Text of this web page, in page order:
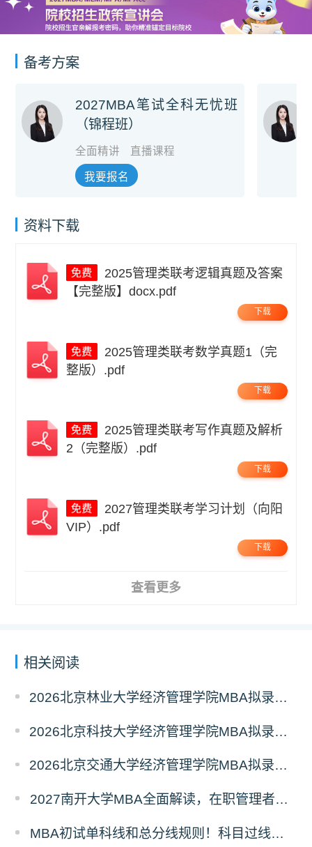
备考方案
2027MBA笔试全科无忧班
（锦程班）
全面精讲 直播课程
我要报名
资料下载
【完整版】docx.pdf
下载
整版）.pdf
下载
2（完整版）.pdf
下载
VIP）.pdf
下载
查看更多
相关阅读
2026北京林业大学经济管理学院MBA拟录取分析解读
2026北京科技大学经济管理学院MBA拟录取分析解读
2026北京交通大学经济管理学院MBA拟录取分析解读
2027南开大学MBA全面解读，在职管理者择校优选
MBA初试单科线和总分线规则！科目过线标准